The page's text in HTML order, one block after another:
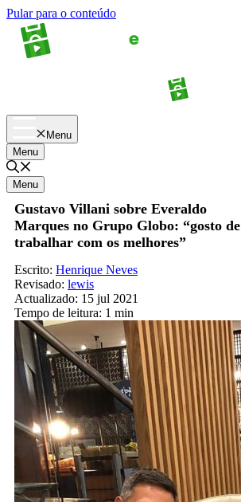
Pular para o conteúdo
Menu
Menu
Menu
Gustavo Villani sobre Everaldo
Marques no Grupo Globo: “gosto de
trabalhar com os melhores”
Escrito: Henrique Neves
Revisado: lewis
Actualizado: 15 jul 2021
Tempo de leitura: 1 min